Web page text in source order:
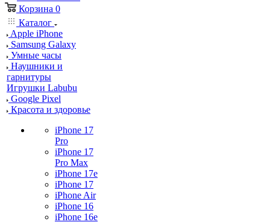
Корзина 0
Каталог
Apple iPhone
Samsung Galaxy
Умные часы
Наушники и
гарнитуры
Игрушки Labubu
Google Pixel
Красота и здоровье
iPhone 17
Pro
iPhone 17
Pro Max
iPhone 17e
iPhone 17
iPhone Air
iPhone 16
iPhone 16e